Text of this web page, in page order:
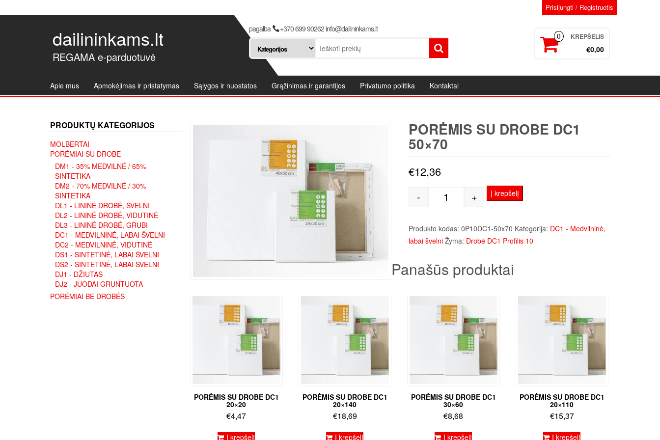
Prisijungti / Registruotis
dailininkams.lt
REGAMA e-parduotuvė
pagalba +370 699 90262 info@dailininkams.lt
0 KREPŠELIS
€0,00
Apie mus Apmokėjimas ir pristatymas Sąlygos ir nuostatos Grąžinimas ir garantijos Privatumo politika Kontaktai
PRODUKTŲ KATEGORIJOS
MOLBERTAI
PORĖMIAI SU DROBE
DM1 - 35% MEDVILNĖ / 65%
SINTETIKA
DM2 - 70% MEDVILNĖ / 30%
SINTETIKA
DL1 - LININĖ DROBĖ, ŠVELNI
DL2 - LININĖ DROBĖ, VIDUTINĖ
DL3 - LININĖ DROBĖ, GRUBI
DC1 - MEDVILNINĖ, LABAI ŠVELNI
DC2 - MEDVILNINĖ, VIDUTINĖ
DS1 - SINTETINĖ, LABAI ŠVELNI
DS2 - SINTETINĖ, LABAI ŠVELNI
DJ1 - DŽIUTAS
DJ2 - JUODAI GRUNTUOTA
PORĖMIAI BE DROBĖS
PORĖMIS SU DROBE DC1
50×70
€12,36
produkto kiekis: Porėmis su drobe DC1 50x70
- + Į krepšelį
Produkto kodas: 0P10DC1-50x70 Kategorija: DC1 - Medvilninė,
labai švelni Žyma: Drobė DC1 Profilis 10
Panašūs produktai
PORĖMIS SU DROBE DC1
20×20
€4,47
Į krepšelį
PORĖMIS SU DROBE DC1
20×140
€18,69
Į krepšelį
PORĖMIS SU DROBE DC1
30×60
€8,68
Į krepšelį
PORĖMIS SU DROBE DC1
20×110
€15,37
Į krepšelį